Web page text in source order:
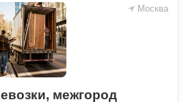
Москва
межгород